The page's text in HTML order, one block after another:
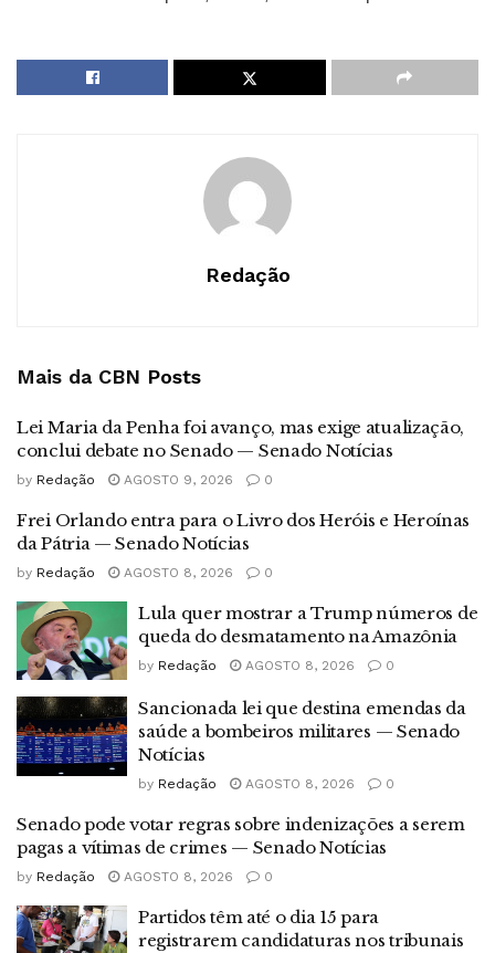
Redação
Mais da CBN Posts
Lei Maria da Penha foi avanço, mas exige atualização,
conclui debate no Senado — Senado Notícias
by Redação AGOSTO 9, 2026 0
Frei Orlando entra para o Livro dos Heróis e Heroínas
da Pátria — Senado Notícias
by Redação AGOSTO 8, 2026 0
Lula quer mostrar a Trump números de
queda do desmatamento na Amazônia
by Redação AGOSTO 8, 2026 0
Sancionada lei que destina emendas da
saúde a bombeiros militares — Senado
Notícias
by Redação AGOSTO 8, 2026 0
Senado pode votar regras sobre indenizações a serem
pagas a vítimas de crimes — Senado Notícias
by Redação AGOSTO 8, 2026 0
Partidos têm até o dia 15 para
registrarem candidaturas nos tribunais